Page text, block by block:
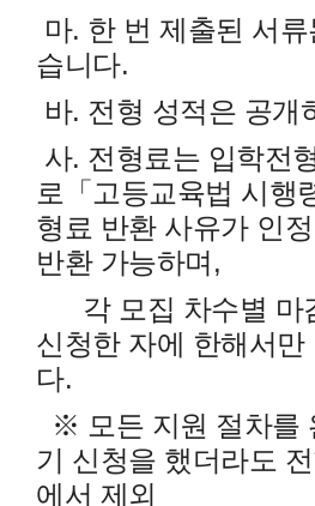
마. 한 번 제출된 서
습니다.
바. 전형 성적은 공개
사. 전형료는 입학전
로「고등교육법 시행
형료 반환 사유가 인
반환 가능하며,
각 모집 차수별 마
신청한 자에 한해서만
다.
※ 모든 지원 절차를
기 신청을 했더라도
에서 제외